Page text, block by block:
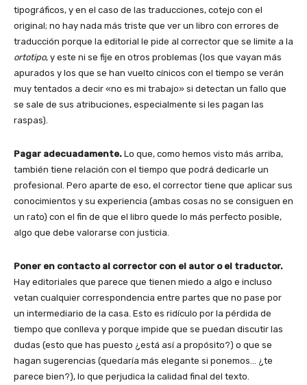
tipográficos, y en el caso de las traducciones, cotejo con el
original; no hay nada más triste que ver un libro con errores de
traducción porque la editorial le pide al corrector que se limite a la
ortotipo, y este ni se fije en otros problemas (los que vayan más
apurados y los que se han vuelto cínicos con el tiempo se verán
muy tentados a decir «no es mi trabajo» si detectan un fallo que
se sale de sus atribuciones, especialmente si les pagan las
raspas).
Pagar adecuadamente. Lo que, como hemos visto más arriba,
también tiene relación con el tiempo que podrá dedicarle un
profesional. Pero aparte de eso, el corrector tiene que aplicar sus
conocimientos y su experiencia (ambas cosas no se consiguen en
un rato) con el fin de que el libro quede lo más perfecto posible,
algo que debe valorarse con justicia.
Poner en contacto al corrector con el autor o el traductor.
Hay editoriales que parece que tienen miedo a algo e incluso
vetan cualquier correspondencia entre partes que no pase por
un intermediario de la casa. Esto es ridículo por la pérdida de
tiempo que conlleva y porque impide que se puedan discutir las
dudas (esto que has puesto ¿está así a propósito?) o que se
hagan sugerencias (quedaría más elegante si ponemos… ¿te
parece bien?), lo que perjudica la calidad final del texto.